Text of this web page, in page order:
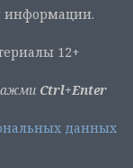
информации.
12+
Ctrl+Enter
данных